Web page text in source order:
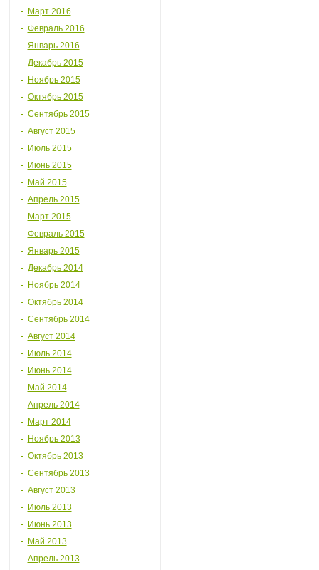
Март 2016
Февраль 2016
Январь 2016
Декабрь 2015
Ноябрь 2015
Октябрь 2015
Сентябрь 2015
Август 2015
Июль 2015
Июнь 2015
Май 2015
Апрель 2015
Март 2015
Февраль 2015
Январь 2015
Декабрь 2014
Ноябрь 2014
Октябрь 2014
Сентябрь 2014
Август 2014
Июль 2014
Июнь 2014
Май 2014
Апрель 2014
Март 2014
Ноябрь 2013
Октябрь 2013
Сентябрь 2013
Август 2013
Июль 2013
Июнь 2013
Май 2013
Апрель 2013